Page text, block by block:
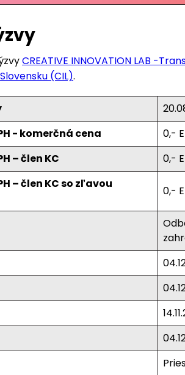
CREATIVE INNOVATION LAB -
(CIL).
- komerčná cena
0,-
– člen KC
0,-
– člen KC so zľavou
0,-